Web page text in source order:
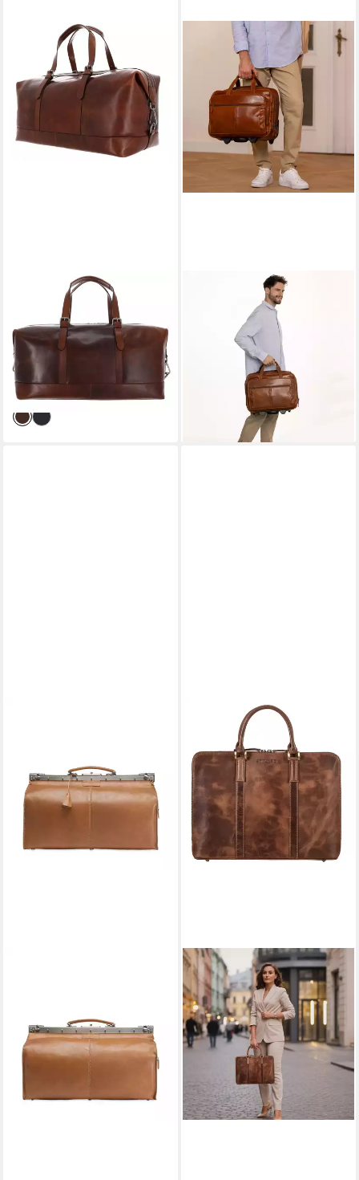
LEONHARD HEYDEN
Reisetasche Reisetasche
5376 (Set, 2-tlg), aus echtem
Rindsleder
339,15 €
-15%
lieferbar - in 2-3 Werktagen bei dir
Reisetasche Gusti Leder
Trolley Duncan (1-tlg)
189,95 € 209,95 €
lieferbar - in 4-5 Werktagen bei dir